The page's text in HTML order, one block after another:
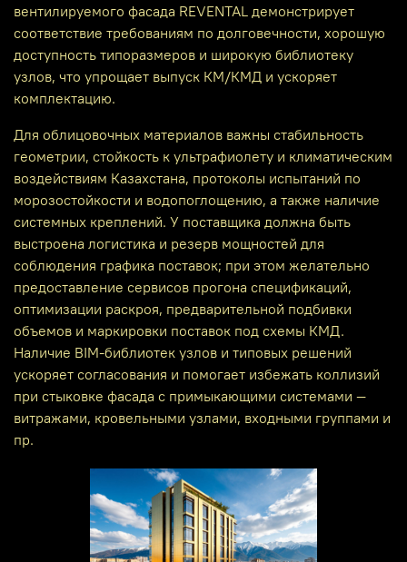
вентилируемого фасада REVENTAL демонстрирует
соответствие требованиям по долговечности, хорошую
доступность типоразмеров и широкую библиотеку
узлов, что упрощает выпуск КМ/КМД и ускоряет
комплектацию.
Для облицовочных материалов важны стабильность
геометрии, стойкость к ультрафиолету и климатическим
воздействиям Казахстана, протоколы испытаний по
морозостойкости и водопоглощению, а также наличие
системных креплений. У поставщика должна быть
выстроена логистика и резерв мощностей для
соблюдения графика поставок; при этом желательно
предоставление сервисов прогона спецификаций,
оптимизации раскроя, предварительной подбивки
объемов и маркировки поставок под схемы КМД.
Наличие BIM-библиотек узлов и типовых решений
ускоряет согласования и помогает избежать коллизий
при стыковке фасада с примыкающими системами —
витражами, кровельными узлами, входными группами и
пр.